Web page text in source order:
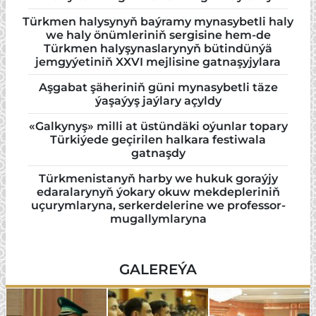
Türkmen halysynyň baýramy mynasybetli haly
we haly önümleriniň sergisine hem-de
Türkmen halyşynaslarynyň bütindünýä
jemgyýetiniň XXVI mejlisine gatnaşyjylara
Aşgabat şäheriniň güni mynasybetli täze
ýaşaýyş jaýlary açyldy
«Galkynyş» milli at üstündäki oýunlar topary
Türkiýede geçirilen halkara festiwala
gatnaşdy
Türkmenistanyň harby we hukuk goraýjy
edaralarynyň ýokary okuw mekdepleriniň
uçurymlaryna, serkerdelerine we professor-
mugallymlaryna
GALEREÝA